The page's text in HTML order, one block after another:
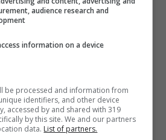
audience research and
information on a device
be processed and information from
identifiers, and other device
accessed by and shared with 319
by this site. We and our partners
data. List of partners.